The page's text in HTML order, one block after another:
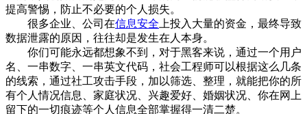
提高警惕，防止不必要的个人损失。
很多企业、公司在信息安全 上投入大量的资金，最终导致
数据泄露的原因，往往却是发生在人本身。
你们可能永远都想象不到，对于黑客来说，通过一个用户
名、一串数字、一串英文代码，社会工程师可以根据这么几条
的线索，通过社工攻击手段，加以筛选、整理，就能把你的所
有个人情况信息、家庭状况、兴趣爱好、婚姻状况、你在网上
留下的一切痕迹等个人信息全部掌握得一清二楚。